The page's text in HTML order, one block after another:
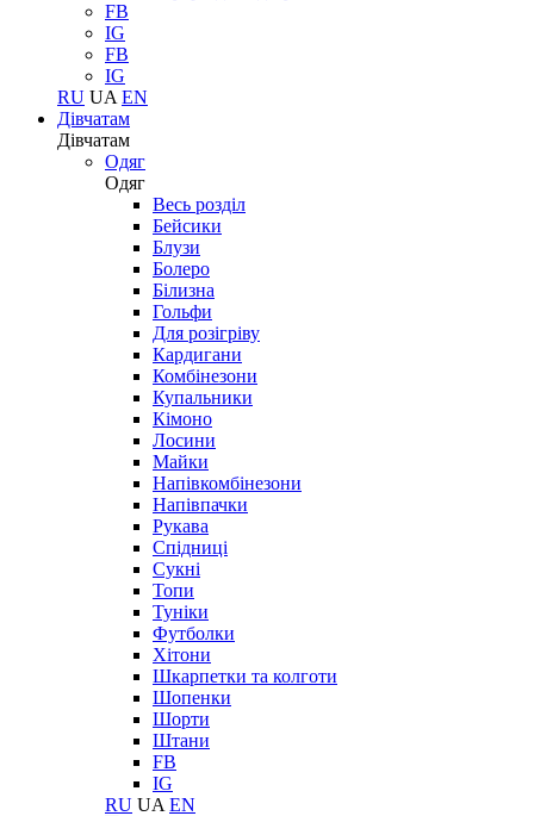
FB
IG
FB
IG
RU UA EN
Дівчатам
Дівчатам
Одяг
Одяг
Весь розділ
Бейсики
Блузи
Болеро
Білизна
Гольфи
Для розігріву
Кардигани
Комбінезони
Купальники
Кімоно
Лосини
Майки
Напівкомбінезони
Напівпачки
Рукава
Спідниці
Сукні
Топи
Туніки
Футболки
Хітони
Шкарпетки та колготи
Шопенки
Шорти
Штани
FB
IG
RU UA EN